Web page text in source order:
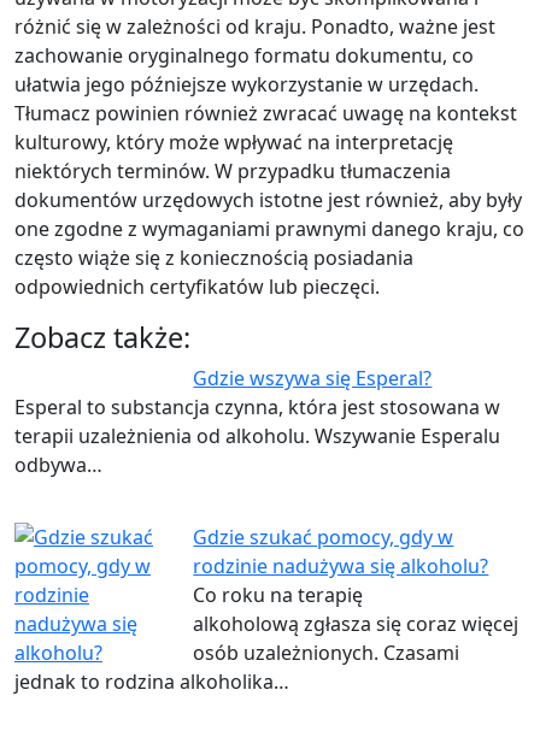
różnić się w zależności od kraju. Ponadto, ważne jest
zachowanie oryginalnego formatu dokumentu, co
ułatwia jego późniejsze wykorzystanie w urzędach.
Tłumacz powinien również zwracać uwagę na kontekst
kulturowy, który może wpływać na interpretację
niektórych terminów. W przypadku tłumaczenia
dokumentów urzędowych istotne jest również, aby były
one zgodne z wymaganiami prawnymi danego kraju, co
często wiąże się z koniecznością posiadania
odpowiednich certyfikatów lub pieczęci.
Zobacz także:
Gdzie wszywa się Esperal?
Esperal to substancja czynna, która jest stosowana w
terapii uzależnienia od alkoholu. Wszywanie Esperalu
odbywa…
Gdzie szukać pomocy, gdy w
rodzinie nadużywa się alkoholu?
Co roku na terapię
alkoholową zgłasza się coraz więcej
osób uzależnionych. Czasami
jednak to rodzina alkoholika…